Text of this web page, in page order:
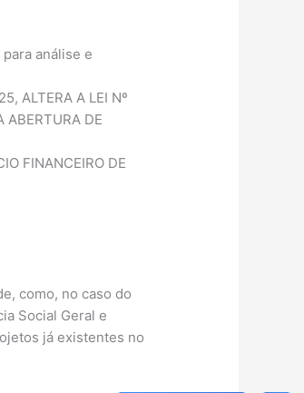
análise e
ALTERA A LEI Nº
ABERTURA DE
FINANCEIRO DE
como, no caso do
Social Geral e
já existentes no